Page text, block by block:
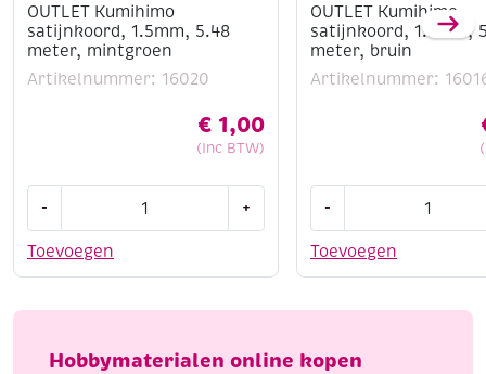
OUTLET Kumihimo
satijnkoord, 1.5mm, 5.48
meter, mintgroen
Artikelnummer: 16020
€ 1,00
(Inc BTW)
Toevoegen
-
satijnkoord,
meter,
aantal
+
OUTLET Kumihimo
satijnkoord, 1.5mm,
meter, bruin
Artikelnummer:
Toevoegen
-
satijnkoord,
meter,
aantal
Hobbymaterialen online kopen